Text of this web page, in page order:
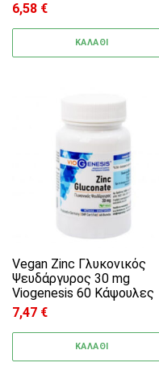
6,58 €
ΚΑΛΑΘΙ
Vegan Zinc Γλυκονικός
Ψευδάργυρος 30 mg
Viogenesis 60 Κάψουλες
7,47 €
ΚΑΛΑΘΙ